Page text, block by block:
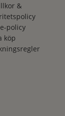
&
policy
köp